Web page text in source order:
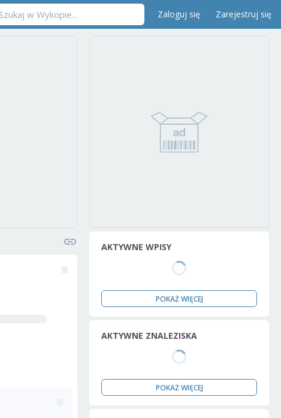
Zaloguj się Zarejestruj się
AKTYWNE WPISY
POKAŻ WIĘCEJ
AKTYWNE ZNALEZISKA
POKAŻ WIĘCEJ